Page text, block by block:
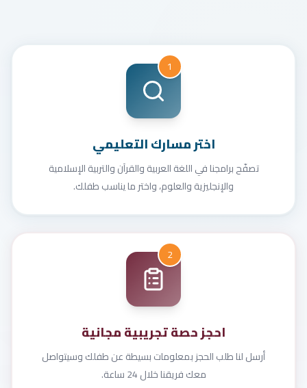
1
اختر مسارك التعليمي
تصفّح برامجنا في اللغة العربية والقرآن والتربية الإسلامية
والإنجليزية والعلوم، واختر ما يناسب طفلك.
2
احجز حصة تجريبية مجانية
أرسل لنا طلب الحجز بمعلومات بسيطة عن طفلك وسيتواصل
معك فريقنا خلال 24 ساعة.